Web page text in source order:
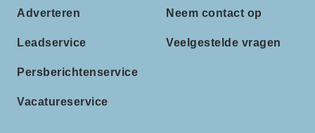
Adverteren
Leadservice
Persberichtenservice
Vacatureservice
Neem contact op
Veelgestelde vragen